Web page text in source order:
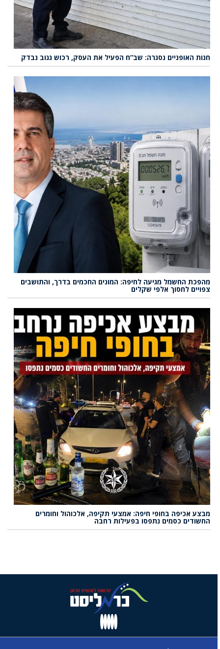
חנות האופניים נסגרה: שב”ח הפעיל את העסק, רכוש גנוב נבדק
מהפכת החשמל מגיעה לחיפה: המונים החכמים בדרך, והתושבים
צפויים לחסוך אלפי שקלים
מבצע אכיפה בחופי חיפה: אמצעי תקיפה, אלכוהול וחומרים
החשודים כסמים נתפסו בפעילות רחבה